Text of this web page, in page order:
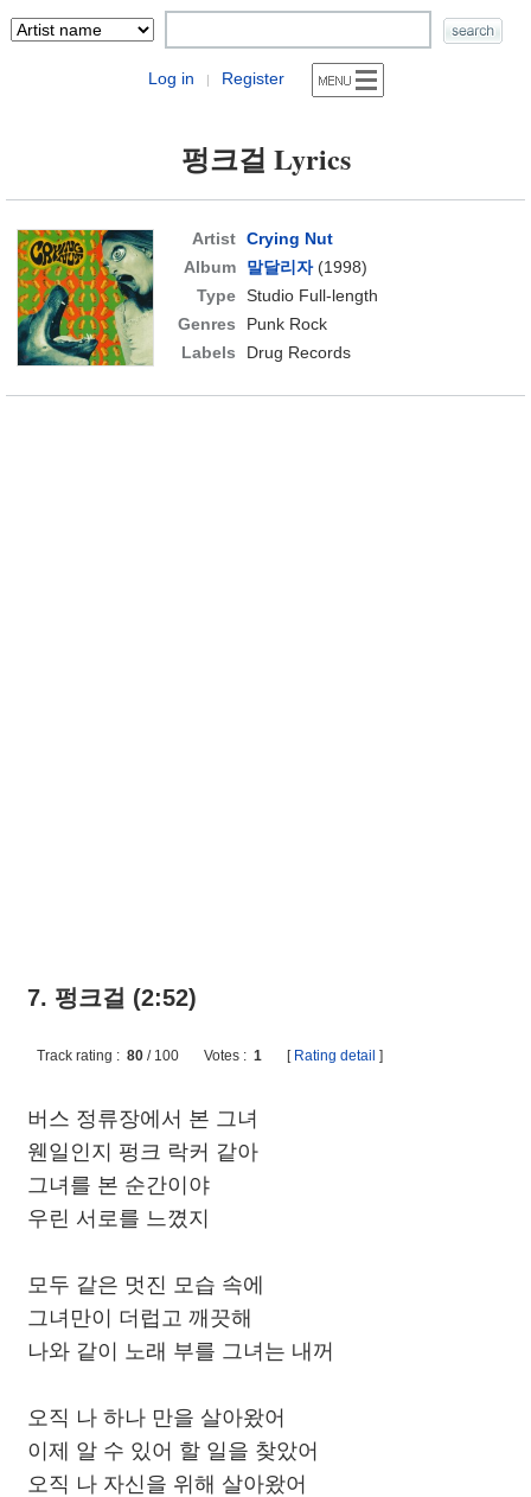
Log in | Register
펑크걸 Lyrics
Artist Crying Nut
Album
말달리자(1998)
Type Studio Full-length
Genres
Punk Rock
Labels
Drug Records
7. 펑크걸 (2:52)
Track rating :80 / 100 Votes :1 [ Rating detail ]
버스 정류장에서 본 그녀
웬일인지 펑크 락커 같아
그녀를 본 순간이야
우린 서로를 느꼈지
모두 같은 멋진 모습 속에
그녀만이 더럽고 깨끗해
나와 같이 노래 부를 그녀는 내꺼
오직 나 하나 만을 살아왔어
이제 알 수 있어 할 일을 찾았어
오직 나 자신을 위해 살아왔어